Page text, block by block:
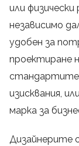
или
независимо
удобен за
проектиране
стандартите
изисквания,
марка за
Дизайнерите